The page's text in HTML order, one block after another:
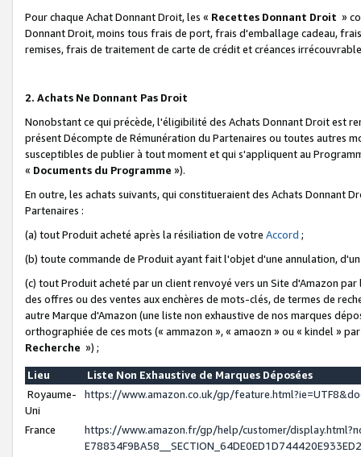
Pour chaque Achat Donnant Droit, les « Recettes Donnant Droit »
Donnant Droit, moins tous frais de port, frais d'emballage cadeau,
remises, frais de traitement de carte de crédit et créances
2. Achats Ne Donnant Pas Droit
Nonobstant ce qui précède, l'éligibilité des Achats Donnant Droit est
présent Décompte de Rémunération du Partenaires ou toutes autres
susceptibles de publier à tout moment et qui s'appliquent au
« Documents du Programme »).
En outre, les achats suivants, qui constitueraient des Achats Donnant
Partenaires :
(a) tout Produit acheté après la résiliation de votre Accord ;
(b) toute commande de Produit ayant fait l'objet d'une annulation,
(c) tout Produit acheté par un client renvoyé vers un Site d'Amazon
des offres ou des ventes aux enchères de mots-clés, de termes de
autre Marque d'Amazon (une liste non exhaustive de nos marques
orthographiée de ces mots (« ammazon », « amaozn » ou « kindel »
Recherche ») ;
Lieu
Liste Non Exhaustive de Marques Déposées
Royaume-
Uni
https://www.amazon.co.uk/gp/
France
https://www.amazon.fr/gp/help/customer/